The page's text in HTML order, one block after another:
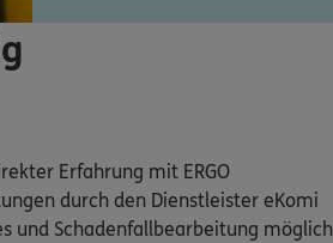
Erfahrung mit ERGO
durch den Dienstleister eKomi
und Schadenfallbearbeitung möglich